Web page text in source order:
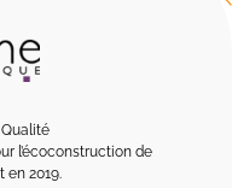
l’écoconstruction de
en 2019.